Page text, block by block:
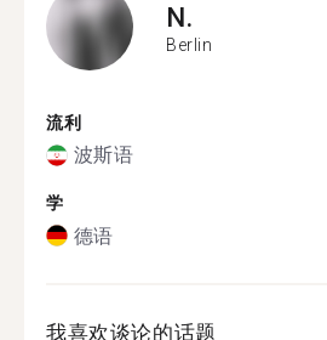
N.
Berlin
流利
波斯语
学
德语
我喜欢谈论的话题